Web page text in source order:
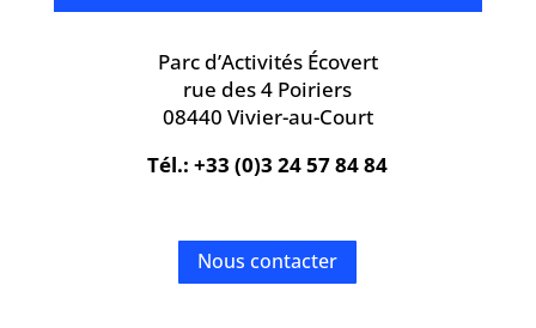
Parc d’Activités Écovert
rue des 4 Poiriers
08440 Vivier-au-Court
Tél.: +33 (0)3 24 57 84 84
Nous contacter